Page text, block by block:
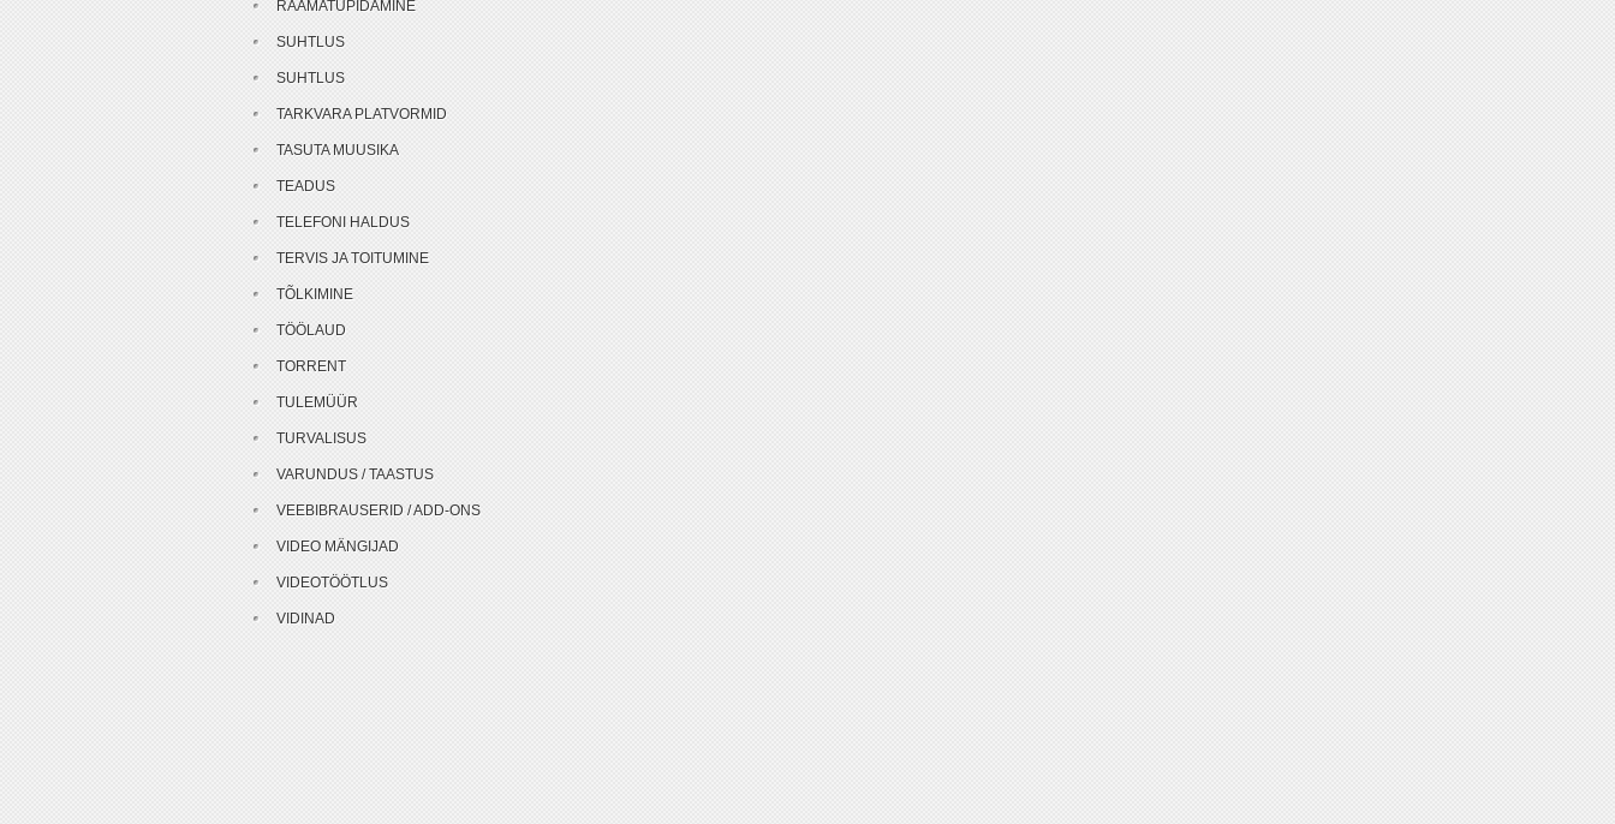
RAAMATUPIDAMINE
SUHTLUS
SUHTLUS
TARKVARA PLATVORMID
TASUTA MUUSIKA
TEADUS
TELEFONI HALDUS
TERVIS JA TOITUMINE
TÕLKIMINE
TÖÖLAUD
TORRENT
TULEMÜÜR
TURVALISUS
VARUNDUS / TAASTUS
VEEBIBRAUSERID / ADD-ONS
VIDEO MÄNGIJAD
VIDEOTÖÖTLUS
VIDINAD